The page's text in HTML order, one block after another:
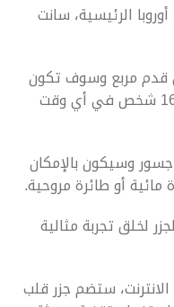
الرئيسية، سانت
قدم مربع وسوف تكون
قادرة على استيعاب ما يقارب 16,000 شخص في أي وقت
وسيكون بالإمكان
أو طائرة مروحية.
لخلق تجربة مثالية
ستضم جزر قلب